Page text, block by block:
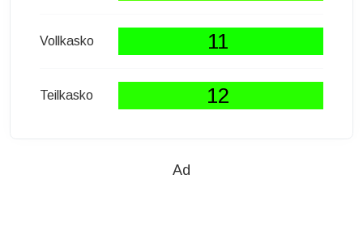
Vollkasko 11
Teilkasko 12
Ad